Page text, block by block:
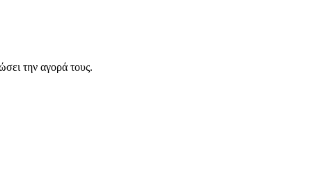
την αγορά τους.